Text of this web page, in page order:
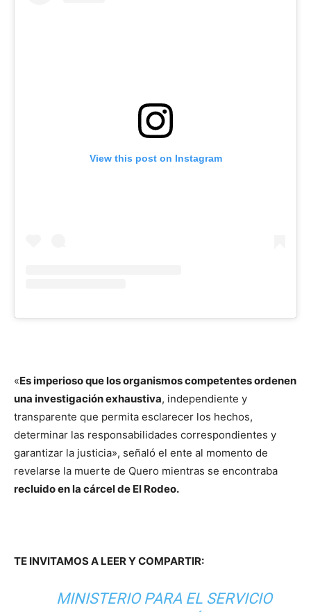
View this post on Instagram
«Es imperioso que los organismos competentes ordenen
una investigación exhaustiva, independiente y
transparente que permita esclarecer los hechos,
determinar las responsabilidades correspondientes y
garantizar la justicia», señaló el ente al momento de
revelarse la muerte de Quero mientras se encontraba
recluido en la cárcel de El Rodeo.
TE INVITAMOS A LEER Y COMPARTIR:
MINISTERIO PARA EL SERVICIO